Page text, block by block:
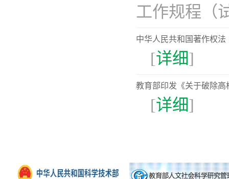
工作规程（
中华人民共和国著作权法
[详细]
教育部印发《关于破除高
[详细]